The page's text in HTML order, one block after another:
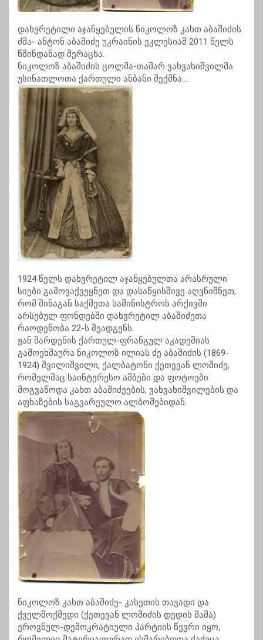
დახვრეტილი აჯანყებულის ნიკოლოზ კახთ აბაშიძის
ძმა- ანტონ აბაშიძე უკრაინის ეკლესიამ 2011 წელს
წმინდანად შერაცხა.
ნიკოლოზ აბაშიძის ცოლმა-თამარ ვახვახიშვილმა
უსინათლოთა ქართული ანბანი შექმნა….
1924 წელს დახვრეტილ აჯანყებულთა არასრული
სიები გამოვაქვეყნეთ და დასაწყისშივე აღვნიშნეთ,
რომ შინაგან საქმეთა სამინისტროს არქივში
არსებულ ფონდებში დახვრეტილ აბაშიძეთა
რაოდენობა 22-ს შეადგენს.
ჟან შარდენის ქართულ-ფრანგულ აკადემიას
გამოეხმაურა ნიკოლოზ ილიას ძე აბაშიძის (1869-
1924) შვილიშვილი, ქალბატონი ქეთევან ლომიძე,
რომელმაც საინტერესო ამბები და ფოტოები
მოგვაწოდა კახთ აბაშიძეების, ვახვახიშვილების და
აფხაზების საგვარეულო ალბომებიდან.
ნიკოლოზ კახთ აბაშიძე- კახეთის თავადი და
ქველმოქმედი (ქეთევან ლომიძის დედის მამა)
ეროვნულ-დემოკრატიული პარტიის წევრი იყო,